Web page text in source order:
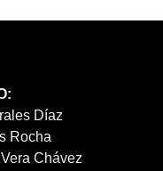
Díaz
Rocha
Chávez